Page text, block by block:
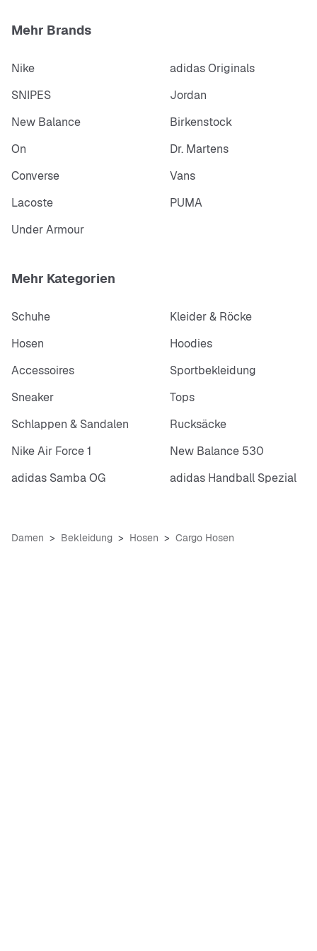
Mehr Brands
Nike
adidas Originals
SNIPES
Jordan
New Balance
Birkenstock
On
Dr. Martens
Converse
Vans
Lacoste
PUMA
Under Armour
Mehr Kategorien
Schuhe
Kleider & Röcke
Hosen
Hoodies
Accessoires
Sportbekleidung
Sneaker
Tops
Schlappen & Sandalen
Rucksäcke
Nike Air Force 1
New Balance 530
adidas Samba OG
adidas Handball Spezial
Damen Bekleidung Hosen Cargo Hosen